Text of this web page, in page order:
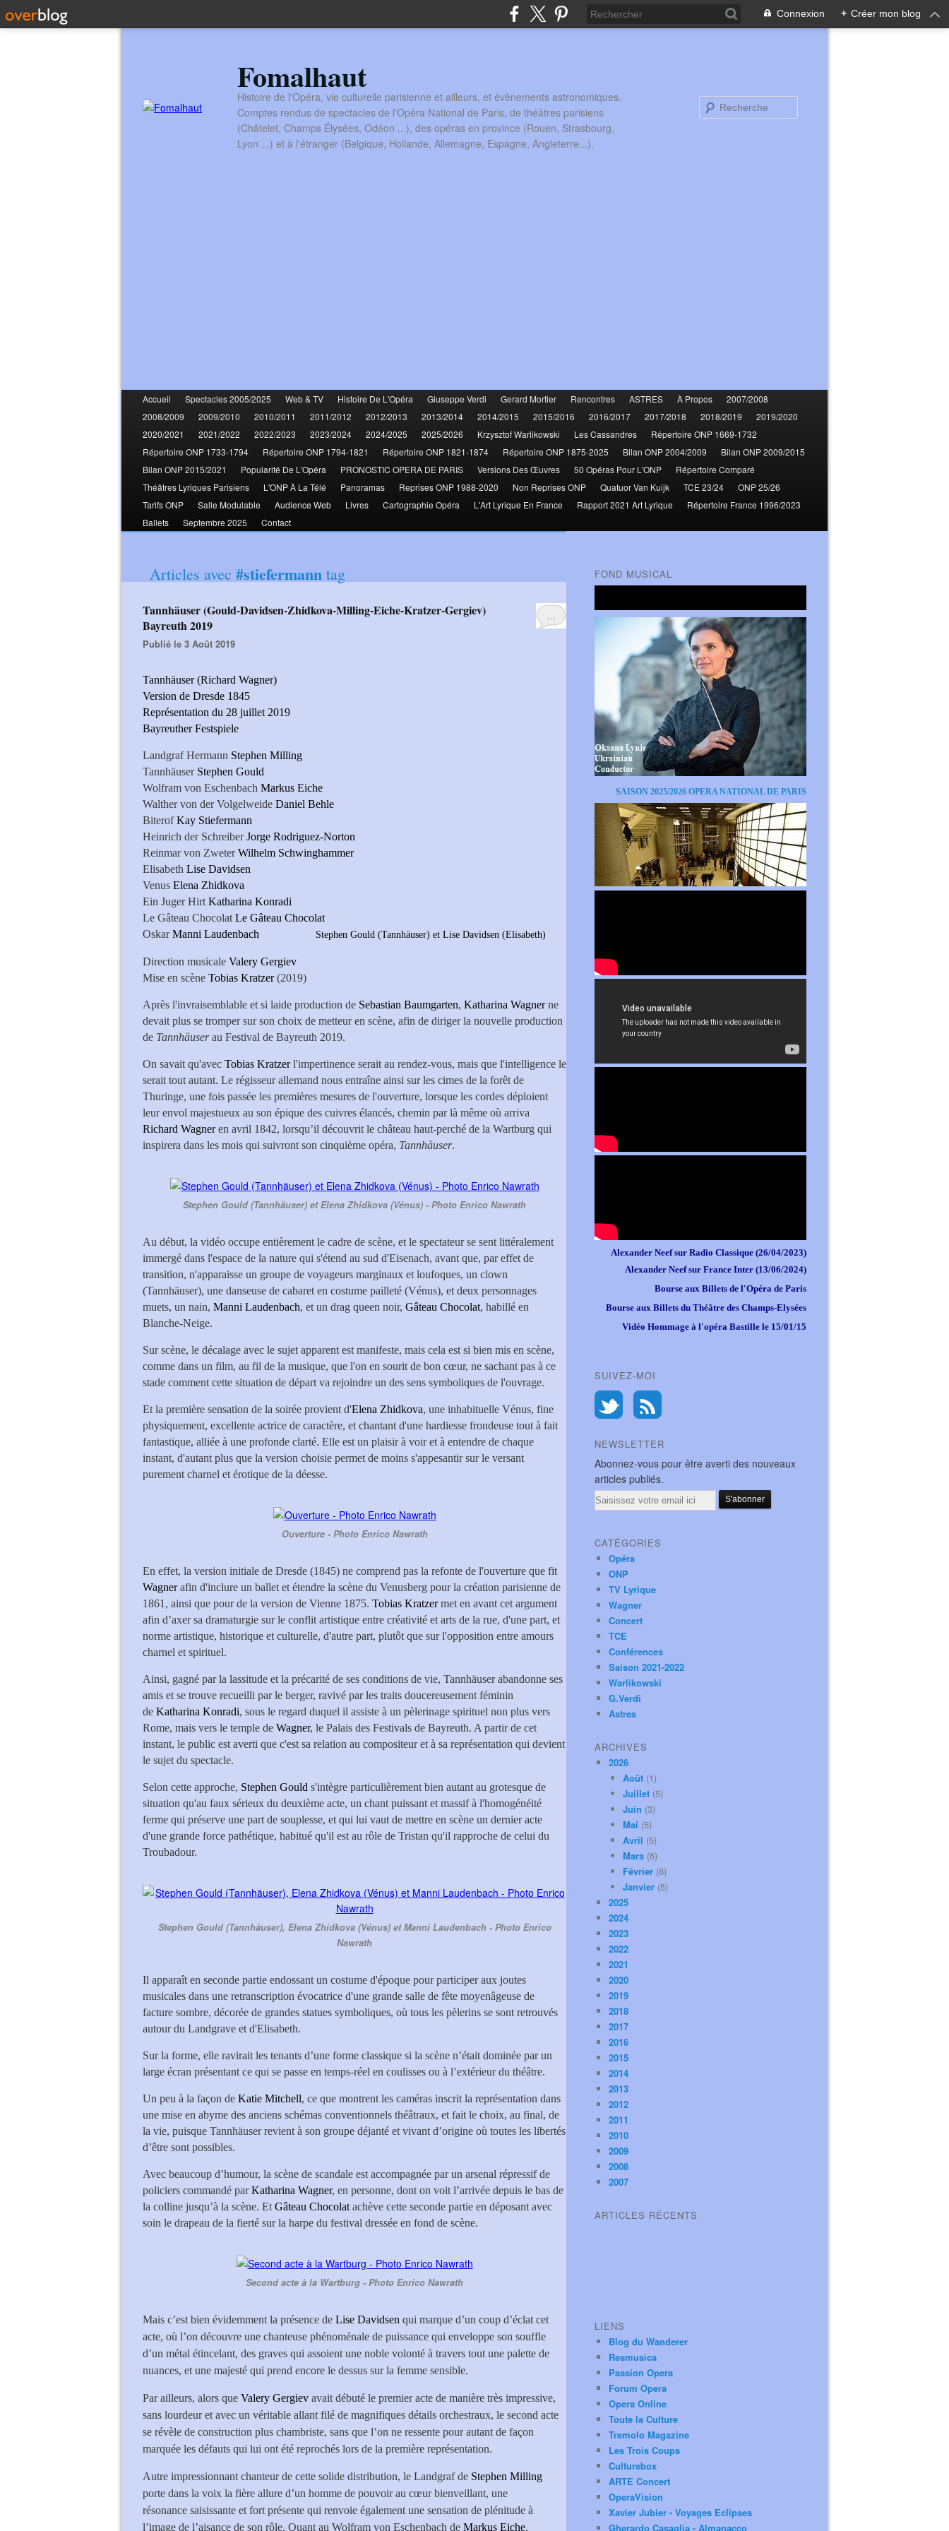
Connexion + Créer mon blog
Fomalhaut
Histoire de l'Opéra, vie culturelle parisienne et ailleurs, et évènements astronomiques.
Comptes rendus de spectacles de l'Opéra National de Paris, de théâtres parisiens
(Châtelet, Champs Élysées, Odéon ...), des opéras en province (Rouen, Strasbourg,
Lyon ...) et à l'étranger (Belgique, Hollande, Allemagne, Espagne, Angleterre...).
Accueil Spectacles 2005/2025 Web & TV Histoire De L'Opéra Giuseppe Verdi Gerard Mortier Rencontres ASTRES À Propos
2007/2008
2008/2009
2009/2010 2010/2011 2011/2012 2012/2013 2013/2014 2014/2015 2015/2016 2016/2017 2017/2018 2018/2019
2019/2020
2020/2021
2021/2022 2022/2023 2023/2024 2024/2025 2025/2026 Krzysztof Warlikowski Les Cassandres
Répertoire ONP 1669-1732
Répertoire ONP 1733-1794
Répertoire ONP 1794-1821 Répertoire ONP 1821-1874 Répertoire ONP 1875-2025 Bilan ONP 2004/2009
Bilan ONP 2009/2015
Bilan ONP 2015/2021
Popularité De L'Opéra PRONOSTIC OPERA DE PARIS Versions Des Œuvres 50 Opéras Pour L'ONP
Répertoire Comparé
Théâtres Lyriques Parisiens
L'ONP À La Télé Panoramas Reprises ONP 1988-2020 Non Reprises ONP Quatuor Van Kuijk TCE 23/24
ONP 25/26
Tarifs ONP
Salle Modulable Audience Web Livres Cartographie Opéra L'Art Lyrique En France Rapport 2021 Art Lyrique
Répertoire France 1996/2023
Ballets
Septembre 2025 Contact
Articles avec #stiefermann tag
…
Tannhäuser (Gould-Davidsen-Zhidkova-Milling-Eiche-Kratzer-Gergiev)
Bayreuth 2019
Publié le 3 Août 2019
Tannhäuser (Richard Wagner)
Version de Dresde 1845
Représentation du 28 juillet 2019
Bayreuther Festspiele
Landgraf Hermann Stephen Milling
Tannhäuser Stephen Gould
Wolfram von Eschenbach Markus Eiche
Walther von der Volgelweide Daniel Behle
BiterofKay Stiefermann
Heinrich der SchreiberJorge Rodriguez-Norton
Reinmar von ZweterWilhelm Schwinghammer
Elisabeth Lise Davidsen
Venus Elena Zhidkova
Ein Juger Hirt Katharina Konradi
Le Gâteau Chocolat Le Gâteau Chocolat
OskarManni Laudenbach Stephen Gould (Tannhäuser) et Lise Davidsen (Elisabeth)
Direction musicale Valery Gergiev
Mise en scène Tobias Kratzer(2019)
Après l'invraisemblable et si laide production de Sebastian Baumgarten, Katharina Wagnerne
devait plus se tromper sur son choix de metteur en scène, afin de diriger la nouvelle production
de Tannhäuserau Festival de Bayreuth 2019.
On savait qu'avec Tobias Kratzerl'impertinence serait au rendez-vous, mais que l'intelligence le
serait tout autant. Le régisseur allemand nous entraîne ainsi sur les cimes de la forêt de
Thuringe, une fois passée les premières mesures de l'ouverture, lorsque les cordes déploient
leur envol majestueux au son épique des cuivres élancés, chemin par là même où arriva
Richard Wagneren avril 1842, lorsqu’il découvrit le château haut-perché de la Wartburg qui
inspirera dans les mois qui suivront son cinquième opéra, Tannhäuser.
Stephen Gould (Tannhäuser) et Elena Zhidkova (Vénus) - Photo Enrico Nawrath
Au début, la vidéo occupe entièrement le cadre de scène, et le spectateur se sent littéralement
immergé dans l'espace de la nature qui s'étend au sud d'Eisenach, avant que, par effet de
transition, n'apparaisse un groupe de voyageurs marginaux et loufoques, un clown
(Tannhäuser), une danseuse de cabaret en costume pailleté (Vénus), et deux personnages
muets, un nain, Manni Laudenbach, et un drag queen noir, Gâteau Chocolat, habillé en
Blanche-Neige.
Sur scène, le décalage avec le sujet apparent est manifeste, mais cela est si bien mis en scène,
comme dans un film, au fil de la musique, que l'on en sourit de bon cœur, ne sachant pas à ce
stade comment cette situation de départ va rejoindre un des sens symboliques de l'ouvrage.
Et la première sensation de la soirée provient d'Elena Zhidkova, une inhabituelle Vénus, fine
physiquement, excellente actrice de caractère, et chantant d'une hardiesse frondeuse tout à fait
fantastique, alliée à une profonde clarté. Elle est un plaisir à voir et à entendre de chaque
instant, d'autant plus que la version choisie permet de moins s'appesantir sur le versant
purement charnel et érotique de la déesse.
Ouverture - Photo Enrico Nawrath
En effet, la version initiale de Dresde (1845) ne comprend pas la refonte de l'ouverture que fit
Wagnerafin d'inclure un ballet et étendre la scène du Venusberg pour la création parisienne de
1861, ainsi que pour de la version de Vienne 1875. Tobias Kratzermet en avant cet argument
afin d’axer sa dramaturgie sur le conflit artistique entre créativité et arts de la rue, d'une part, et
norme artistique, historique et culturelle, d'autre part, plutôt que sur l'opposition entre amours
charnel et spirituel.
Ainsi, gagné par la lassitude et la précarité de ses conditions de vie, Tannhäuser abandonne ses
amis et se trouve recueilli par le berger, ravivé par les traits doucereusement féminin
de Katharina Konradi, sous le regard duquel il assiste à un pèlerinage spirituel non plus vers
Rome, mais vers le temple de Wagner, le Palais des Festivals de Bayreuth. A partir de cet
instant, le public est averti que c'est sa relation au compositeur et à sa représentation qui devient
le sujet du spectacle.
Selon cette approche, Stephen Gould s'intègre particulièrement bien autant au grotesque de
situation qu'au faux sérieux du deuxième acte, un chant puissant et massif à l'homogénéité
ferme qui préserve une part de souplesse, et qui lui vaut de mettre en scène un dernier acte
d'une grande force pathétique, habitué qu'il est au rôle de Tristan qu'il rapproche de celui du
Troubadour.
Stephen Gould (Tannhäuser), Elena Zhidkova (Vénus) et Manni Laudenbach - Photo Enrico
Nawrath
Il apparaît en seconde partie endossant un costume d'époque pour participer aux joutes
musicales dans une retranscription évocatrice d'une grande salle de fête moyenâgeuse de
facture sombre, décorée de grandes statues symboliques, où tous les pèlerins se sont retrouvés
autour du Landgrave et d'Elisabeth.
Sur la forme, elle ravirait les tenants d’une forme classique si la scène n’était dominée par un
large écran présentant ce qui se passe en temps-réel en coulisses ou à l’extérieur du théâtre.
Un peu à la façon de Katie Mitchell, ce que montrent les caméras inscrit la représentation dans
une mise en abyme des anciens schémas conventionnels théâtraux, et fait le choix, au final, de
la vie, puisque Tannhäuser revient à son groupe déjanté et vivant d’origine où toutes les libertés
d’être sont possibles.
Avec beaucoup d’humour, la scène de scandale est accompagnée par un arsenal répressif de
policiers commandé parKatharina Wagner, en personne, dont on voit l’arrivée depuis le bas de
la colline jusqu’à la scène. Et Gâteau Chocolat achève cette seconde partie en déposant avec
soin le drapeau de la fierté sur la harpe du festival dressée en fond de scène.
Second acte à la Wartburg - Photo Enrico Nawrath
Mais c’est bien évidemment la présence de Lise Davidsen qui marque d’un coup d’éclat cet
acte, où l’on découvre une chanteuse phénoménale de puissance qui enveloppe son souffle
d’un métal étincelant, des graves qui assoient une noble volonté à travers tout une palette de
nuances, et une majesté qui prend encore le dessus sur la femme sensible.
Par ailleurs, alors que Valery Gergiev avait débuté le premier acte de manière très impressive,
sans lourdeur et avec un véritable allant filé de magnifiques détails orchestraux, le second acte
se révèle de construction plus chambriste, sans que l’on ne ressente pour autant de façon
marquée les défauts qui lui ont été reprochés lors de la première représentation.
Autre impressionnant chanteur de cette solide distribution, le Landgraf de Stephen Milling
porte dans la voix la fière allure d’un homme de pouvoir au cœur bienveillant, une
résonance saisissante et fort présente qui renvoie également une sensation de plénitude à
l’image de l’aisance de son rôle. Quant au Wolfram von Eschenbach de Markus Eiche,
FOND MUSICAL
SAISON 2025/2026 OPERA NATIONAL DE PARIS
Alexander Neef sur Radio Classique (26/04/2023)
Alexander Neef sur France Inter (13/06/2024)
Bourse aux Billets de l'Opéra de Paris
Bourse aux Billets du Théâtre des Champs-Elysées
Vidéo Hommage à l'opéra Bastille le 15/01/15
SUIVEZ-MOI
NEWSLETTER
Abonnez-vous pour être averti des nouveaux
articles publiés.
Email
CATÉGORIES
Opéra
ONP
TV Lyrique
Wagner
Concert
TCE
Conférences
Saison 2021-2022
Warlikowski
G.Verdi
Astres
ARCHIVES
2026
Août (1)
Juillet (5)
Juin (3)
Mai (5)
Avril (5)
Mars (6)
Février (8)
Janvier (5)
2025
2024
2023
2022
2021
2020
2019
2018
2017
2016
2015
2014
2013
2012
2011
2010
2009
2008
2007
ARTICLES RÉCENTS
LIENS
Blog du Wanderer
Resmusica
Passion Opera
Forum Opera
Opera Online
Toute la Culture
Tremolo Magazine
Les Trois Coups
Culturebox
ARTE Concert
OperaVision
Xavier Jubier - Voyages Eclipses
Gherardo Casaglia - Almanacco